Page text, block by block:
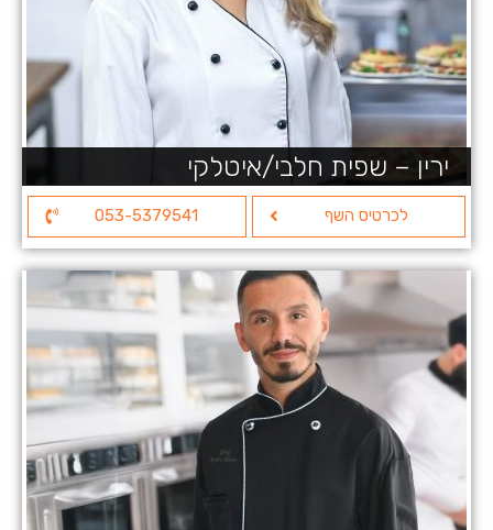
ירין – שפית חלבי/איטלקי
לכרטיס השף 053-5379541